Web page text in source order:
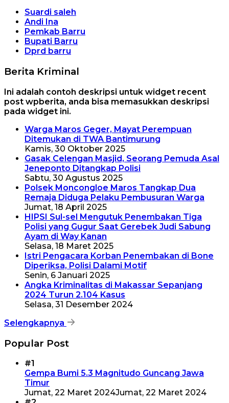
Suardi saleh
Andi Ina
Pemkab Barru
Bupati Barru
Dprd barru
Berita Kriminal
Ini adalah contoh deskripsi untuk widget recent
post wpberita, anda bisa memasukkan deskripsi
pada widget ini.
Warga Maros Geger, Mayat Perempuan
Ditemukan di TWA Bantimurung
Kamis, 30 Oktober 2025
Gasak Celengan Masjid, Seorang Pemuda Asal
Jeneponto Ditangkap Polisi
Sabtu, 30 Agustus 2025
Polsek Moncongloe Maros Tangkap Dua
Remaja Diduga Pelaku Pembusuran Warga
Jumat, 18 April 2025
HIPSI Sul-sel Mengutuk Penembakan Tiga
Polisi yang Gugur Saat Gerebek Judi Sabung
Ayam di Way Kanan
Selasa, 18 Maret 2025
Istri Pengacara Korban Penembakan di Bone
Diperiksa, Polisi Dalami Motif
Senin, 6 Januari 2025
Angka Kriminalitas di Makassar Sepanjang
2024 Turun 2.104 Kasus
Selasa, 31 Desember 2024
Selengkapnya
Popular Post
#1
Gempa Bumi 5.3 Magnitudo Guncang Jawa
Timur
Jumat, 22 Maret 2024Jumat, 22 Maret 2024